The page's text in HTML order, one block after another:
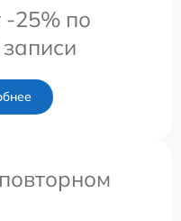
25% по